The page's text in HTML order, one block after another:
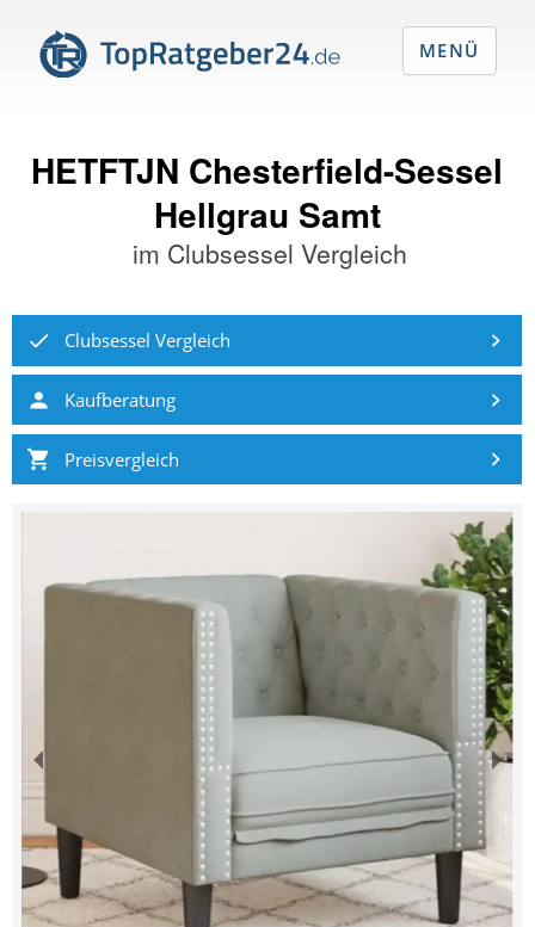
HETFTJN Chesterfield-Sessel
Hellgrau Samt
im Clubsessel Vergleich
Clubsessel Vergleich
Kaufberatung
Preisvergleich
MENÜ